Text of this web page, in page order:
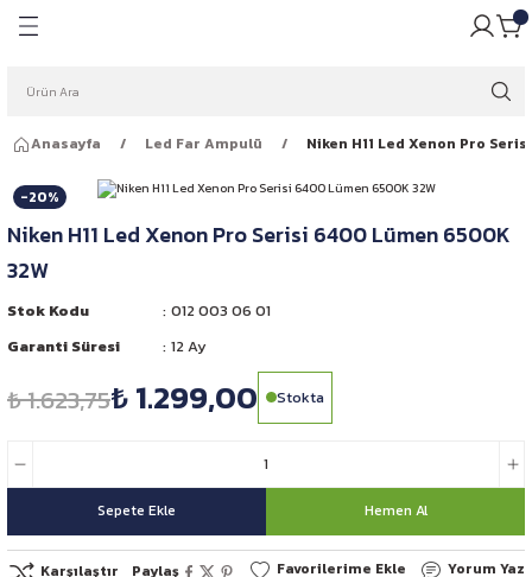
Ampulleri
Ampulleri
Ampulleri
Far Ampulleri
Anasayfa Led Far Ampulü Niken H11 Led Xenon Pro
-20%
Niken H11 Led Xenon Pro Serisi 6400 Lümen 6500K
32W
Stok Kodu
012 003 06 01
Garanti Süresi
12 Ay
₺ 1.623,75₺ 1.299,00 Stokta
Sepete Ekle Hemen Al
Karşılaştır Paylaş
Yorum Yaz